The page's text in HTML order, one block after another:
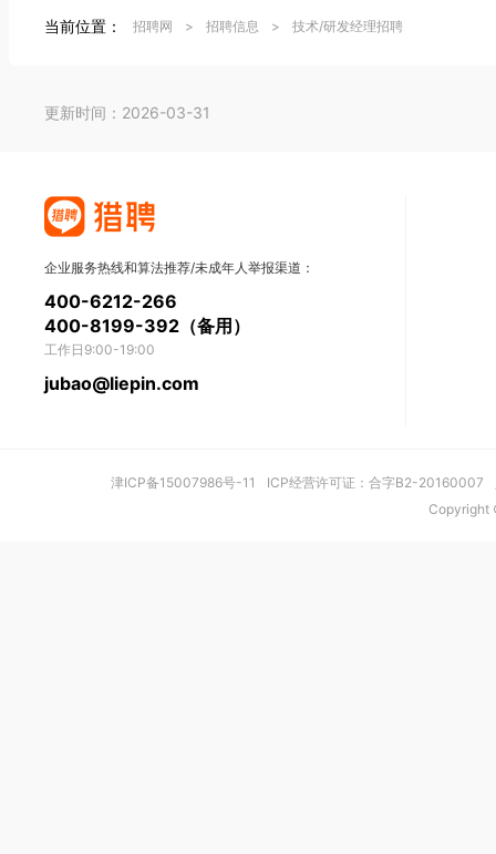
当前位置： 招聘网 > 招聘信息 > 技术/研发经理招聘
更新时间：2026-03-31